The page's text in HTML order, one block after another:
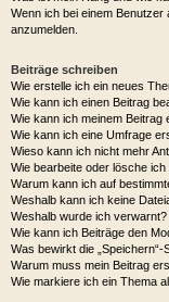
Wie kann ich verhindern,
Die Forenuhr geht falsch!
Was sind das für Bilder, die
Wie verwende ich einen
Was ist mein Rang und wie
Wenn ich bei einem Benutzer
anzumelden.
Beiträge schreiben
Wie erstelle ich ein neues
Wie kann ich einen Beitrag
Wie kann ich meinem Beitrag
Wie kann ich eine Umfrage
Wieso kann ich nicht mehr
Wie bearbeite oder lösche ich